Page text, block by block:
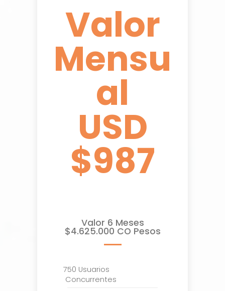
Valor
Mensu
al
USD
$987
Valor 6 Meses
$4.625.000 CO Pesos
750 Usuarios
Concurrentes